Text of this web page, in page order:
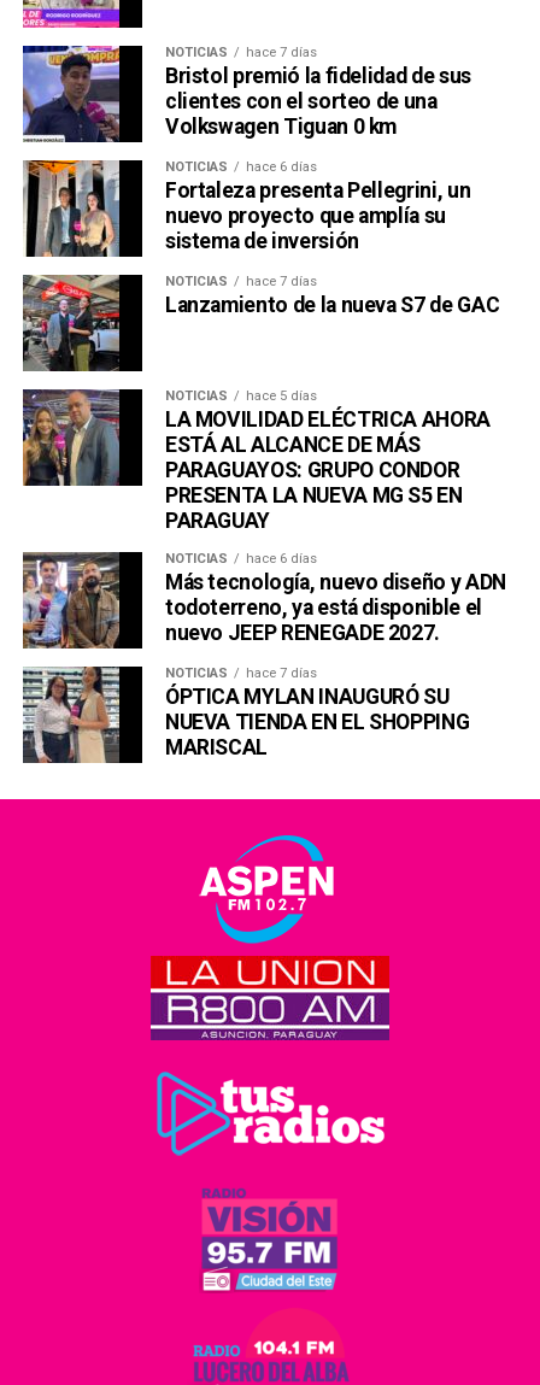
NOTICIAS hace 7 días
Bristol premió la fidelidad de sus
clientes con el sorteo de una
Volkswagen Tiguan 0 km
NOTICIAS hace 6 días
Fortaleza presenta Pellegrini, un
nuevo proyecto que amplía su
sistema de inversión
NOTICIAS hace 7 días
Lanzamiento de la nueva S7 de GAC
NOTICIAS hace 5 días
LA MOVILIDAD ELÉCTRICA AHORA
ESTÁ AL ALCANCE DE MÁS
PARAGUAYOS: GRUPO CONDOR
PRESENTA LA NUEVA MG S5 EN
PARAGUAY
NOTICIAS hace 6 días
Más tecnología, nuevo diseño y ADN
todoterreno, ya está disponible el
nuevo JEEP RENEGADE 2027.
NOTICIAS hace 7 días
ÓPTICA MYLAN INAUGURÓ SU
NUEVA TIENDA EN EL SHOPPING
MARISCAL